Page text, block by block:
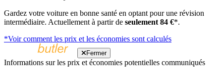
Gardez votre voiture en bonne santé en optant pour une révision
intermédiaire. Actuellement à partir de seulement 84 €*.
*Voir comment les prix et les économies sont calculés
Fermer
Informations sur les prix et économies potentielles communiqués